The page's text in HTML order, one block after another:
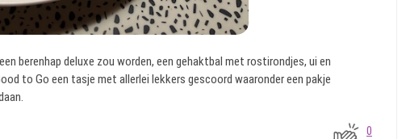
berenhap deluxe zou worden, een gehaktbal met rostirondjes, ui en
to Go een tasje met allerlei lekkers gescoord waaronder een pakje
0